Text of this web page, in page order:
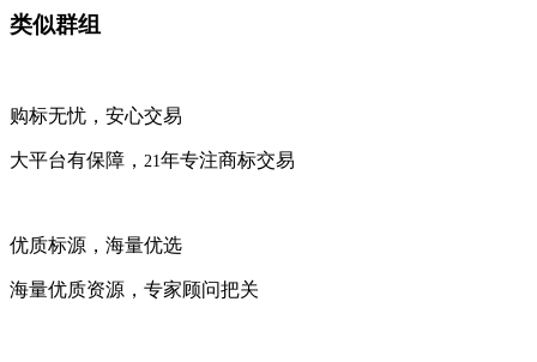
类似群组
购标无忧，安心交易
大平台有保障， 21年专注商标交易
优质标源，海量优选
海量优质资源，专家顾问把关